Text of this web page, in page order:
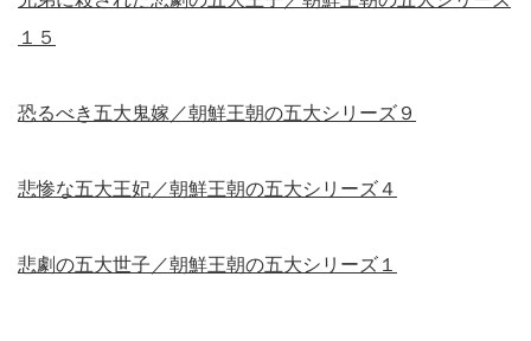
１５
恐るべき五大鬼嫁／朝鮮王朝の五大シリーズ９
悲惨な五大王妃／朝鮮王朝の五大シリーズ４
悲劇の五大世子／朝鮮王朝の五大シリーズ１